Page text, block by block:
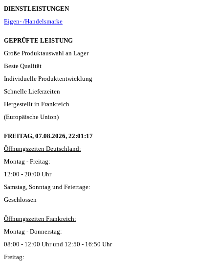
DIENSTLEISTUNGEN
Eigen- /Handelsmarke
GEPRÜFTE LEISTUNG
Große Produktauswahl an Lager
Beste Qualität
Individuelle Produktentwicklung
Schnelle Lieferzeiten
Hergestellt in Frankreich
(Europäische Union)
FREITAG, 07.08.2026, 22:01:18
Öffnungszeiten Deutschland:
Montag - Freitag:
12:00 - 20:00 Uhr
Samstag, Sonntag und Feiertage:
Geschlossen
Öffnungszeiten Frankreich:
Montag - Donnerstag:
08:00 - 12:00 Uhr und 12:50 - 16:50 Uhr
Freitag: